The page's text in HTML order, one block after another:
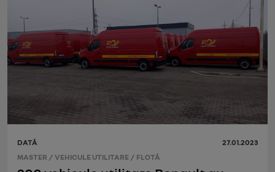
DATĂ
27.01.2023
MASTER / VEHICULE UTILITARE / FLOTĂ